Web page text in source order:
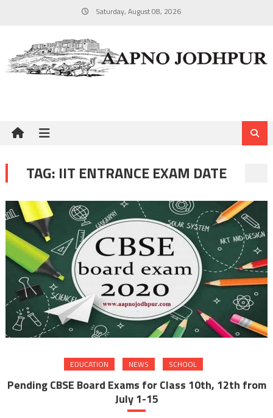
Saturday, August 08, 2026
TAG: IIT ENTRANCE EXAM DATE
EDUCATION NEWS SCHOOL
Pending CBSE Board Exams for Class 10th, 12th from
July 1-15